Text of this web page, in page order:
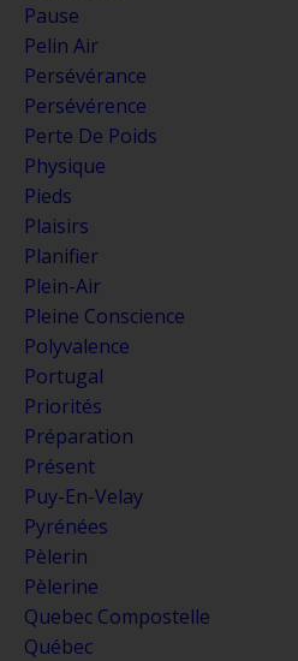
Pause
Pelin Air
Persévérance
Persévérence
Perte De Poids
Physique
Pieds
Plaisirs
Planifier
Plein-Air
Pleine Conscience
Polyvalence
Portugal
Priorités
Préparation
Présent
Puy-En-Velay
Pyrénées
Pèlerin
Pèlerine
Quebec Compostelle
Québec